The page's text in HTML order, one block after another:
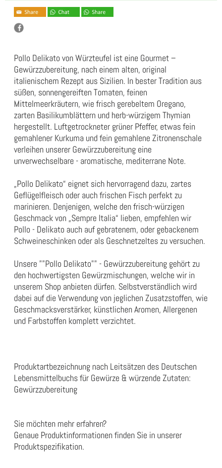
Pollo Delikato von Würzteufel ist eine Gourmet –
Gewürzzubereitung, nach einem alten, original
italienischem Rezept aus Sizilien. In bester Tradition aus
süßen, sonnengereiften Tomaten, feinen
Mittelmeerkräutern, wie frisch gerebeltem Oregano,
zarten Basilikumblättern und herb-würzigem Thymian
hergestellt. Luftgetrockneter grüner Pfeffer, etwas fein
gemahlener Kurkuma und fein gemahlene Zitronenschale
verleihen unserer Gewürzzubereitung eine
unverwechselbare - aromatische, mediterrane Note.
„Pollo Delikato“ eignet sich hervorragend dazu, zartes
Geflügelfleisch oder auch frischen Fisch perfekt zu
marinieren. Denjenigen, welche den frisch-würzigen
Geschmack von „Sempre Italia“ lieben, empfehlen wir
Pollo - Delikato auch auf gebratenem, oder gebackenem
Schweineschinken oder als Geschnetzeltes zu versuchen.
Unsere ""Pollo Delikato"" - Gewürzzubereitung gehört zu
den hochwertigsten Gewürzmischungen, welche wir in
unserem Shop anbieten dürfen. Selbstverständlich wird
dabei auf die Verwendung von jeglichen Zusatzstoffen, wie
Geschmacksverstärker, künstlichen Aromen, Allergenen
und Farbstoffen komplett verzichtet.
Produktartbezeichnung nach Leitsätzen des Deutschen
Lebensmittelbuchs für Gewürze & würzende Zutaten:
Gewürzzubereitung
Sie möchten mehr erfahren?
Genaue Produktinformationen finden Sie in unserer
Produktspezifikation.